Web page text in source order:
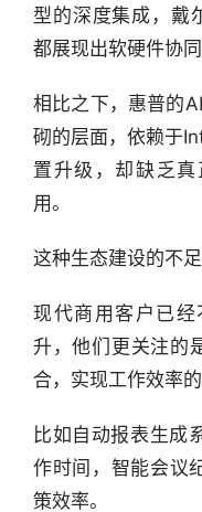
行
业
报
资
型的深度集成，戴
都展现出软硬件协
相比之下，惠普的
砌的层面，依赖于
置升级，却缺乏
用。
这种生态建设的不
现代商用客户已
升，他们更关注的
合，实现工作效率的
比如自动报表生成
作时间，智能会议
策效率。